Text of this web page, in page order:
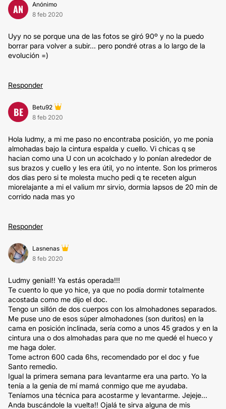
AN
Anónimo
8 feb 2020
Uyy no se porque una de las fotos se giró 90º y no la puedo
borrar para volver a subir... pero pondré otras a lo largo de la
evolución =)
Responder
BE
Betu92
8 feb 2020
Hola ludmy, a mi me paso no encontraba posición, yo me ponia
almohadas bajo la cintura espalda y cuello. Vi chicas q se
hacian como una U con un acolchado y lo ponían alrededor de
sus brazos y cuello y les era útil, yo no intente. Son los primeros
dos dias pero si te molesta mucho pedi q te receten algun
miorelajante a mi el valium mr sirvio, dormia lapsos de 20 min de
corrido nada mas yo
Responder
Lasnenas
8 feb 2020
Ludmy genial!! Ya estás operada!!!
Te cuento lo que yo hice, ya que no podía dormir totalmente
acostada como me dijo el doc.
Tengo un sillón de dos cuerpos con los almohadones separados.
Me puse uno de esos súper almohadones (son duritos) en la
cama en posición inclinada, sería como a unos 45 grados y en la
cintura una o dos almohadas para que no me quedé el hueco y
me haga doler.
Tome actron 600 cada 6hs, recomendado por el doc y fue
Santo remedio.
Igual la primera semana para levantarme era una parto. Yo la
tenía a la genia de mí mamá conmigo que me ayudaba.
Teníamos una técnica para acostarme y levantarme. Jejeje...
Anda buscándole la vuelta!! Ojalá te sirva alguna de mis